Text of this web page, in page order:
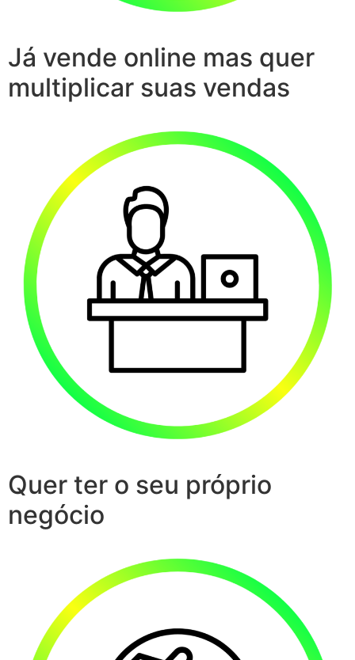
Já vende online mas quer
multiplicar suas vendas
Quer ter o seu próprio
negócio